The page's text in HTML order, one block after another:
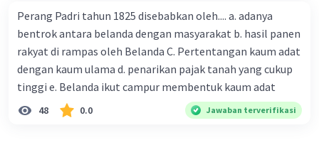
Perang Padri tahun 1825 disebabkan oleh.... a. adanya
bentrok antara belanda dengan masyarakat b. hasil panen
rakyat di rampas oleh Belanda C. Pertentangan kaum adat
dengan kaum ulama d. penarikan pajak tanah yang cukup
tinggi e. Belanda ikut campur membentuk kaum adat
48 0.0 Jawaban terverifikasi